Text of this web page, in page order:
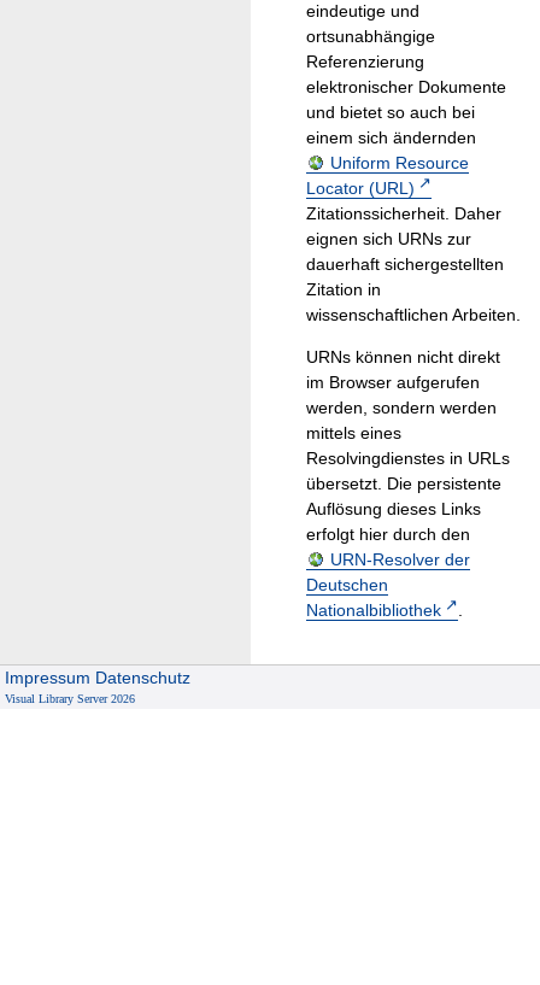
eindeutige und
ortsunabhängige
Referenzierung
elektronischer Dokumente
und bietet so auch bei
einem sich ändernden
Uniform Resource
Locator (URL)
Zitationssicherheit. Daher
eignen sich URNs zur
dauerhaft sichergestellten
Zitation in
wissenschaftlichen Arbeiten.
URNs können nicht direkt
im Browser aufgerufen
werden, sondern werden
mittels eines
Resolvingdienstes in URLs
übersetzt. Die persistente
Auflösung dieses Links
erfolgt hier durch den
URN-Resolver der
Deutschen
Nationalbibliothek
.
Impressum Datenschutz
Visual Library Server 2026